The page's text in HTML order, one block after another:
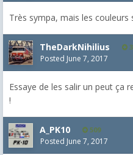
Très sympa, mais les couleurs
TheDarkNihilius
Posted June 7, 2017
Essaye de les salir un peut ça
!
A_PK10 509
Posted June 7, 2017